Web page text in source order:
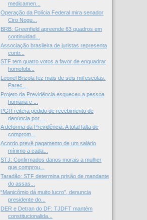
medicamen...
Operação da Polícia Federal mira senador
Ciro Nogu...
BRB: Greenfield apreende 63 quadros em
continuidad...
Associação brasileira de juristas representa
contr...
STF tem quatro votos a favor de enquadrar
homofobi...
Leonel Brizola fez mais de seis mil escolas.
Parec...
Projeto da Previdência esqueceu a pessoa
humana e ...
PGR reitera pedido de recebimento de
denúncia por ...
A deforma da Previdência: A total falta de
comprom...
Acordo prevê pagamento de um salário
mínimo a cada...
STJ: Confirmados danos morais a mulher
que comprou...
Taradão: STF determina prisão de mandante
do assas...
“Manicômio dá muito lucro”, denuncia
presidente do...
DER e Detran do DF: TJDFT mantém
constitucionalida...